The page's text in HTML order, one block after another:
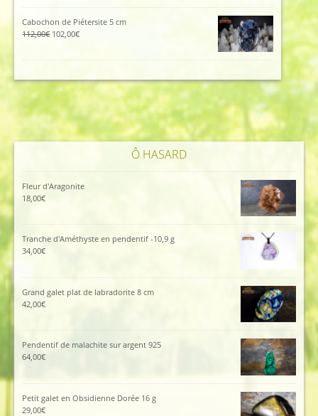
96,00€.
est :
86,00€.
Cabochon de Piétersite 5 cm
112,00€ Le
112,00€.
102,00€Le
102,00€.
Ô HASARD
Fleur d'Aragonite
18,00€
Tranche d'Améthyste en pendentif -10,9 g
34,00€
Grand galet plat de labradorite 8 cm
42,00€
Pendentif de malachite sur argent 925
64,00€
Petit galet en Obsidienne Dorée 16 g
29,00€